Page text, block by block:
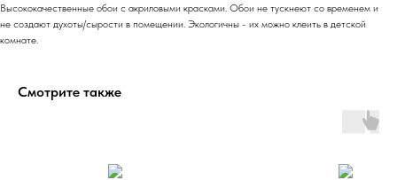
Высококачественные обои с акриловыми красками. Обои не тускнеют со временем и
не создают духоты/сырости в помещении. Экологичны - их можно клеить в детской
комнате.
Смотрите также